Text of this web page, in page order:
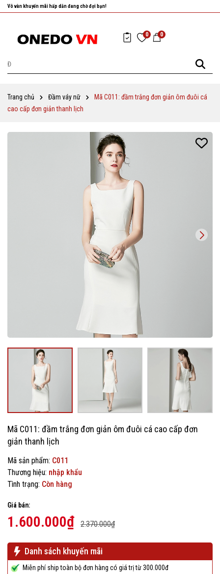
Nhanh tay chọn cho mình những sản phẩm ưng ý nhất!
0 0
Trang chủ Đầm váy nữ
Mã C011: đầm trắng đơn giản ôm đuôi cá
cao cấp đơn giản thanh lịch
Mã C011: đầm trắng đơn giản ôm đuôi cá cao cấp đơn
giản thanh lịch
Mã sản phẩm: C011
Thương hiệu: nhập khẩu
Tình trạng: Còn hàng
Giá bán:
1.600.000₫ 2.370.000₫
Danh sách khuyến mãi
Miễn phí ship toàn bộ đơn hàng có giá trị từ 300.000đ